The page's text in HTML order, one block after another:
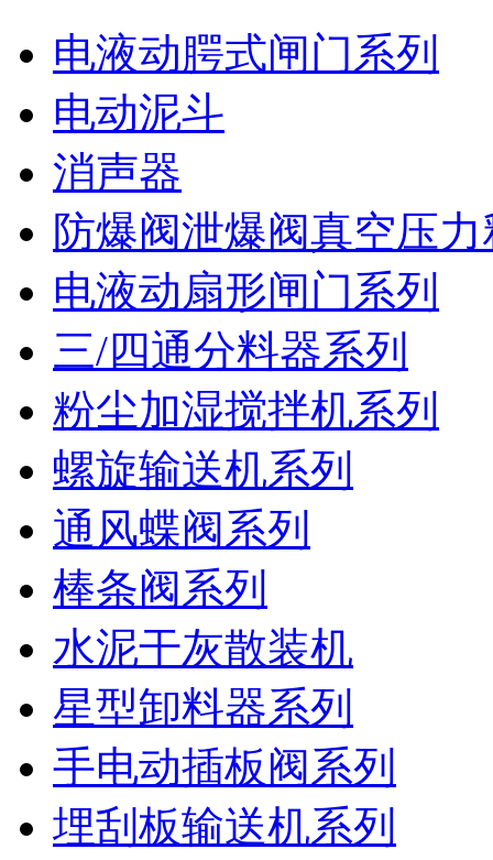
电液动腭式闸门系列
电动泥斗
消声器
防爆阀泄爆阀真空压
电液动扇形闸门系列
三/四通分料器系列
粉尘加湿搅拌机系列
螺旋输送机系列
通风蝶阀系列
棒条阀系列
水泥干灰散装机
星型卸料器系列
手电动插板阀系列
埋刮板输送机系列